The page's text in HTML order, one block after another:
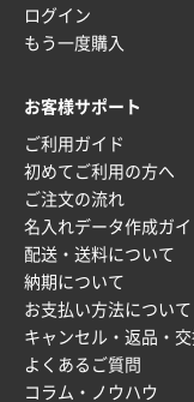
神奈川県S社様
2025年12月16日
短納期対応が
富山県O社様
uni ジェット
2025年12月09日
安い、早い
埼玉県G社様
ラミネート紙
ログイン
もう一度購入
お客様サポート
ご利用ガイド
初めてご利用の方へ
ご注文の流れ
名入れデータ作成ガイ
配送・送料について
納期について
お支払い方法について
キャンセル・返品・
よくあるご質問
コラム・ノウハウ